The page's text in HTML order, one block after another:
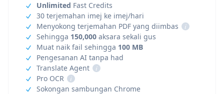
Unlimited Fast Credits
30 terjemahan imej ke imej/hari
Menyokong terjemahan PDF yang diimbas
i
Sehingga 150,000 aksara sekali gus
Muat naik fail sehingga 100 MB
Pengesanan AI tanpa had
Translate Agent
i
Pro OCR
i
Sokongan sambungan Chrome